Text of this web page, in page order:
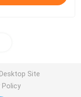
Desktop Site
Policy